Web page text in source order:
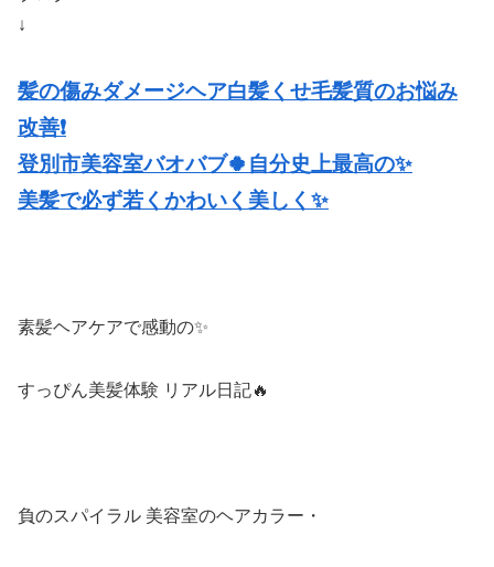
↓
髪の傷みダメージヘア白髪くせ毛髪質のお悩み
改善❗️
登別市美容室バオバブ🍀自分史上最高の✨
美髪で必ず若くかわいく美しく✨
素髪ヘアケアで感動の✨
すっぴん美髪体験 リアル日記🔥
負のスパイラル 美容室のヘアカラー・